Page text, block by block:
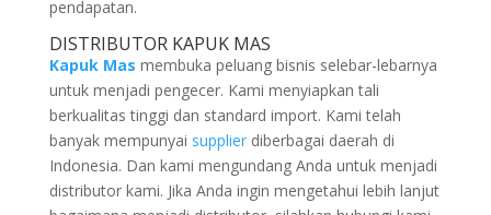
pendapatan.
DISTRIBUTOR KAPUK MAS
Kapuk Mas membuka peluang bisnis selebar-lebarnya
untuk menjadi pengecer. Kami menyiapkan tali
berkualitas tinggi dan standard import. Kami telah
banyak mempunyai supplierdiberbagai daerah di
Indonesia. Dan kami mengundang Anda untuk menjadi
distributor kami. Jika Anda ingin mengetahui lebih lanjut